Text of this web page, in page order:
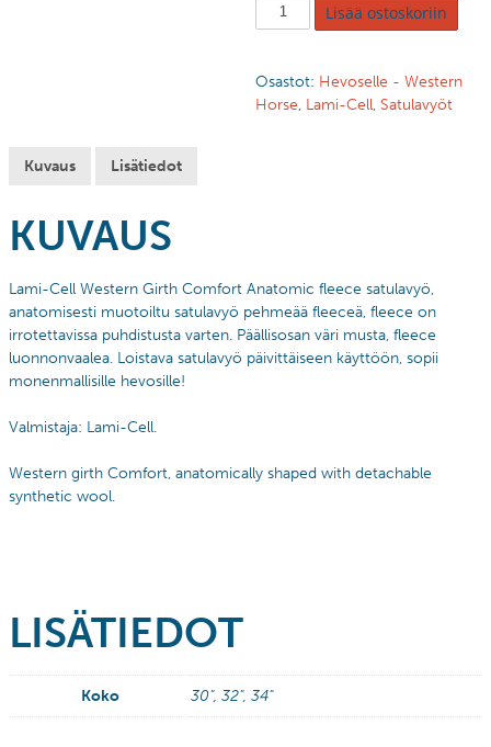
Lisää ostoskoriin
Osastot: Hevoselle - Western
Horse, Lami-Cell, Satulavyöt
Kuvaus Lisätiedot
KUVAUS
Lami-Cell Western Girth Comfort Anatomic fleece satulavyö,
anatomisesti muotoiltu satulavyö pehmeää fleeceä, fleece on
irrotettavissa puhdistusta varten. Päällisosan väri musta, fleece
luonnonvaalea. Loistava satulavyö päivittäiseen käyttöön, sopii
monenmallisille hevosille!
Valmistaja: Lami-Cell.
Western girth Comfort, anatomically shaped with detachable
synthetic wool.
LISÄTIEDOT
Koko 30", 32", 34"